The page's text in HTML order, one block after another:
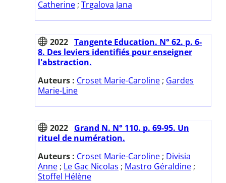
Catherine ; Trgalova Jana
2022 Tangente Education. N° 62. p. 6-
8. Des leviers identifiés pour enseigner
l'abstraction.
Auteurs : Croset Marie-Caroline ; Gardes
Marie-Line
2022 Grand N. N° 110. p. 69-95. Un
rituel de numération.
Auteurs : Croset Marie-Caroline ; Divisia
Anne ; Le Gac Nicolas ; Mastro Géraldine ;
Stoffel Hélène